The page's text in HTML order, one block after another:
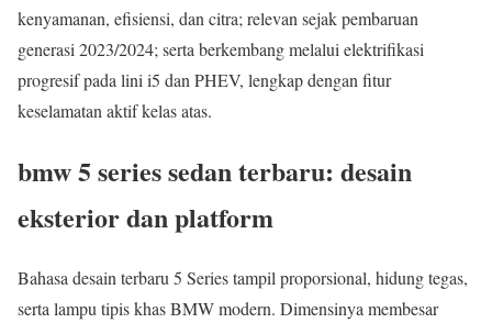
kenyamanan, efisiensi, dan citra; relevan sejak pembaruan
generasi 2023/2024; serta berkembang melalui elektrifikasi
progresif pada lini i5 dan PHEV, lengkap dengan fitur
keselamatan aktif kelas atas.
bmw 5 series sedan terbaru: desain
eksterior dan platform
Bahasa desain terbaru 5 Series tampil proporsional, hidung tegas,
serta lampu tipis khas BMW modern. Dimensinya membesar